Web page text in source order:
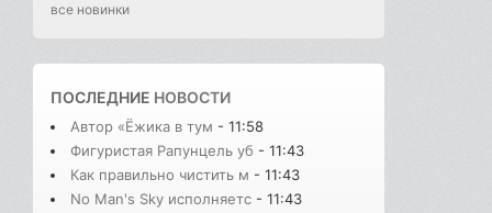
все новинки
ПОСЛЕДНИЕ НОВОСТИ
Автор «Ёжика в тум - 11:58
Фигуристая Рапунцель уб - 11:43
Как правильно чистить м - 11:43
No Man's Sky исполняетс - 11:43